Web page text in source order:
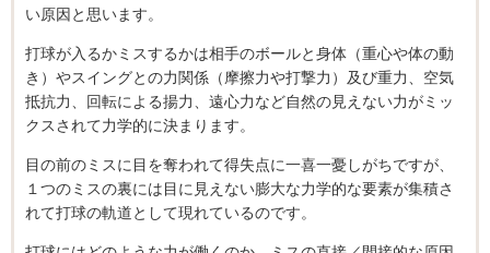
い原因と思います。
打球が入るかミスするかは相手のボールと身体（重心や体の動
き）やスイングとの力関係（摩擦力や打撃力）及び重力、空気
抵抗力、回転による揚力、遠心力など自然の見えない力がミッ
クスされて力学的に決まります。
目の前のミスに目を奪われて得失点に一喜一憂しがちですが、
１つのミスの裏には目に見えない膨大な力学的な要素が集積さ
れて打球の軌道として現れているのです。